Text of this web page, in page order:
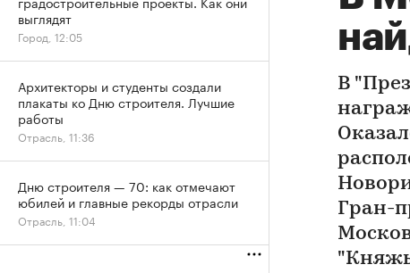
В
Гран-
выглядят
Город, 12:05
Архитекторы и студенты создали
плакаты ко Дню строителя. Лучшие
работы
Отрасль, 11:36
Дню строителя — 70: как отмечают
юбилей и главные рекорды отрасли
Отрасль, 11:04